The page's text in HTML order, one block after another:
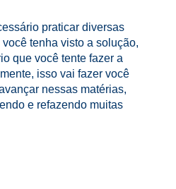
praticar diversas
tenha visto a solução,
que você tente fazer a
isso vai fazer você
nessas matérias,
e refazendo muitas